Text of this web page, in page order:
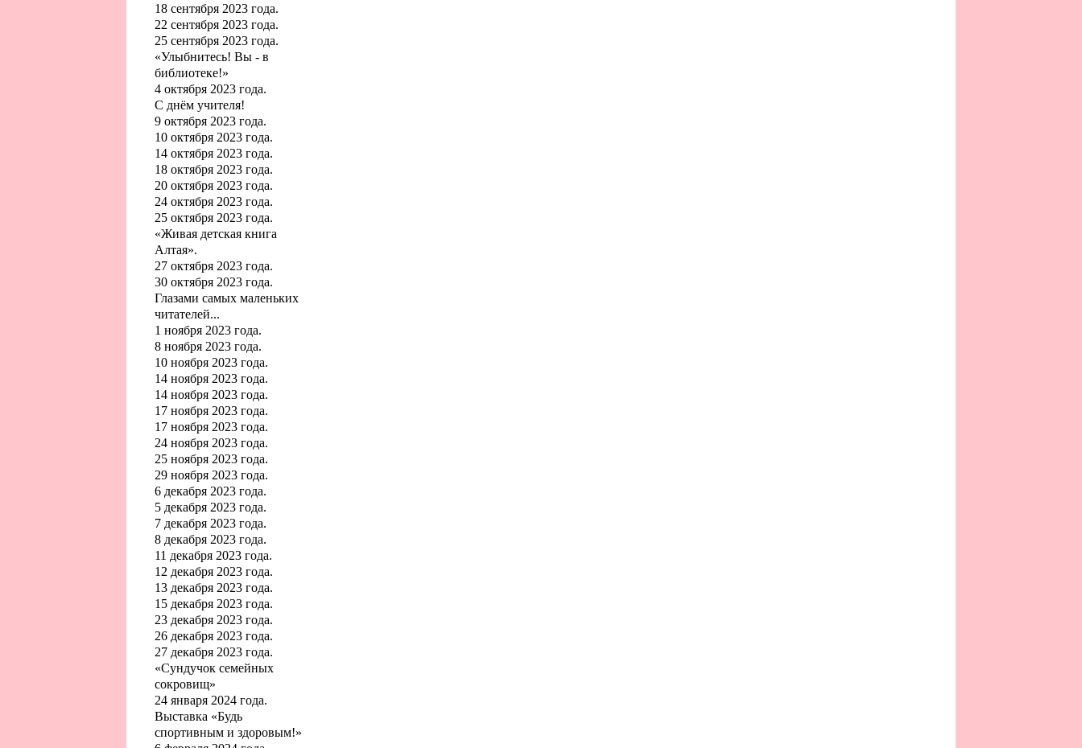
18 сентября 2023 года.
22 сентября 2023 года.
25 сентября 2023 года.
«Улыбнитесь! Вы - в
библиотеке!»
4 октября 2023 года.
С днём учителя!
9 октября 2023 года.
10 октября 2023 года.
14 октября 2023 года.
18 октября 2023 года.
20 октября 2023 года.
24 октября 2023 года.
25 октября 2023 года.
«Живая детская книга
Алтая».
27 октября 2023 года.
30 октября 2023 года.
Глазами самых маленьких
читателей...
1 ноября 2023 года.
8 ноября 2023 года.
10 ноября 2023 года.
14 ноября 2023 года.
14 ноября 2023 года.
17 ноября 2023 года.
17 ноября 2023 года.
24 ноября 2023 года.
25 ноября 2023 года.
29 ноября 2023 года.
6 декабря 2023 года.
5 декабря 2023 года.
7 декабря 2023 года.
8 декабря 2023 года.
11 декабря 2023 года.
12 декабря 2023 года.
13 декабря 2023 года.
15 декабря 2023 года.
23 декабря 2023 года.
26 декабря 2023 года.
27 декабря 2023 года.
«Сундучок семейных
сокровищ»
24 января 2024 года.
Выставка «Будь
спортивным и здоровым!»